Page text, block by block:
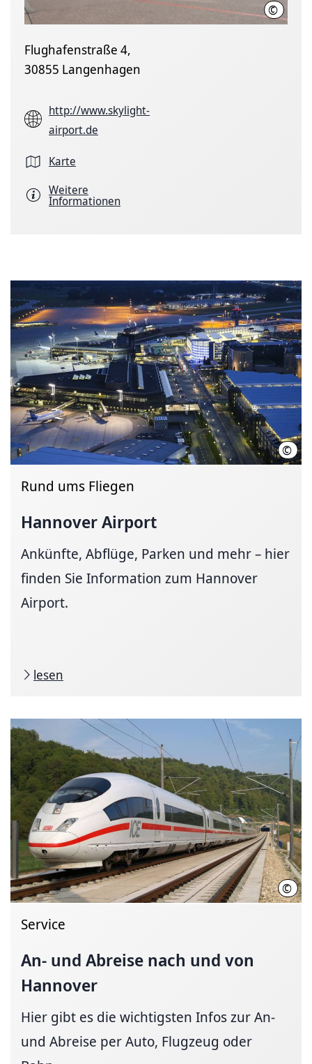
©
Flughafenstraße 4,
30855 Langenhagen
http://www.skylight-
airport.de
Karte
Weitere
Informationen
©
Rund ums Fliegen
Hannover Airport
Ankünfte, Abflüge, Parken und mehr – hier
finden Sie Information zum Hannover
Airport.
lesen
©
Service
An- und Abreise nach und von
Hannover
Hier gibt es die wichtigsten Infos zur An-
und Abreise per Auto, Flugzeug oder